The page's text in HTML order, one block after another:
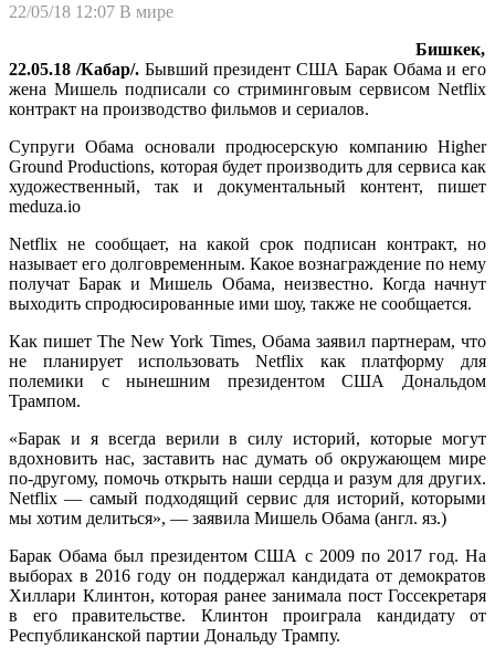
22/05/18 12:07 В мире
Бишкек,
22.05.18 /Кабар/. Бывший президент США Барак Обама и его
жена Мишель подписали со стриминговым сервисом Netflix
контракт на производство фильмов и сериалов.
Супруги Обама основали продюсерскую компанию Higher
Ground Productions, которая будет производить для сервиса как
художественный, так и документальный контент, пишет
meduza.io
Netflix не сообщает, на какой срок подписан контракт, но
называет его долговременным. Какое вознаграждение по нему
получат Барак и Мишель Обама, неизвестно. Когда начнут
выходить спродюсированные ими шоу, также не сообщается.
Как пишет The New York Times, Обама заявил партнерам, что
не планирует использовать Netflix как платформу для
полемики с нынешним президентом США Дональдом
Трампом.
«Барак и я всегда верили в силу историй, которые могут
вдохновить нас, заставить нас думать об окружающем мире
по-другому, помочь открыть наши сердца и разум для других.
Netflix — самый подходящий сервис для историй, которыми
мы хотим делиться», — заявила Мишель Обама (англ. яз.)
Барак Обама был президентом США с 2009 по 2017 год. На
выборах в 2016 году он поддержал кандидата от демократов
Хиллари Клинтон, которая ранее занимала пост Госсекретаря
в его правительстве. Клинтон проиграла кандидату от
Республиканской партии Дональду Трампу.